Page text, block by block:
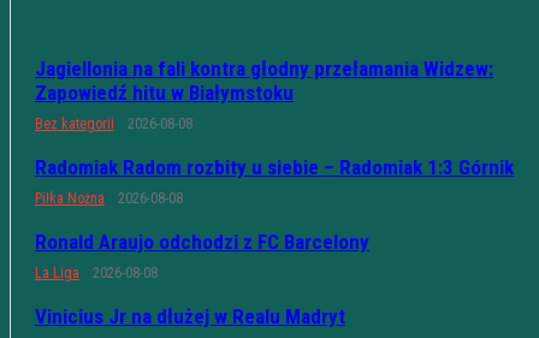
Jagiellonia na fali kontra głodny przełamania Widzew:
Zapowiedź hitu w Białymstoku
Bez kategorii 2026-08-08
Radomiak Radom rozbity u siebie – Radomiak 1:3 Górnik
Piłka Nożna 2026-08-08
Ronald Araujo odchodzi z FC Barcelony
La Liga 2026-08-08
Vinicius Jr na dłużej w Realu Madryt